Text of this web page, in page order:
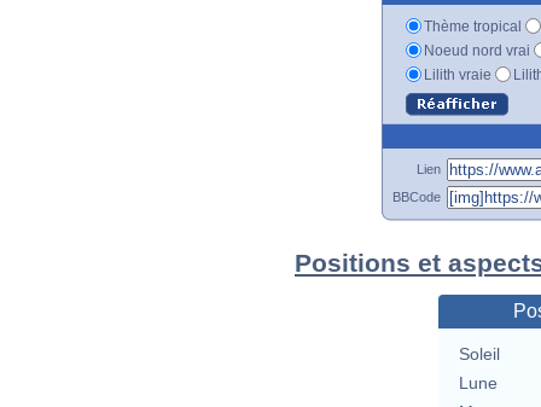
Thème tropical
Noeud nord vrai
Lilith vraie
Lien
BBCode
Positions et
Soleil
Lune